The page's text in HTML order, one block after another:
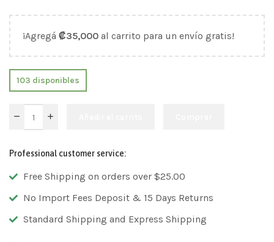
¡Agregá ₡35,000 al carrito para un envío gratis!
103 disponibles
Professional customer service:
Free Shipping on orders over $25.00
No Import Fees Deposit & 15 Days Returns
Standard Shipping and Express Shipping